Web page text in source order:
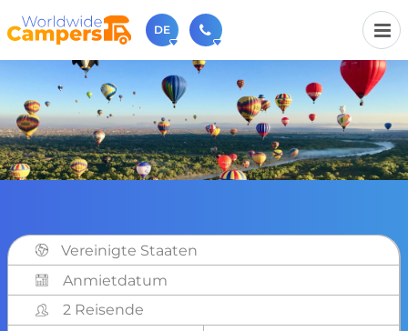
DE
+31 030-6974964
Rufen Sie uns an (Montag bis Freitag von 9 bis 17 Uhr).
sales@worldwidecampers.com
Sie können uns auch eine E-Mail senden.
Vereinigte Staaten
2 Reisende